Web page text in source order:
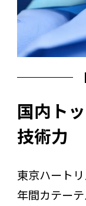
国内ト
技術力
東京ハート
年間カテー